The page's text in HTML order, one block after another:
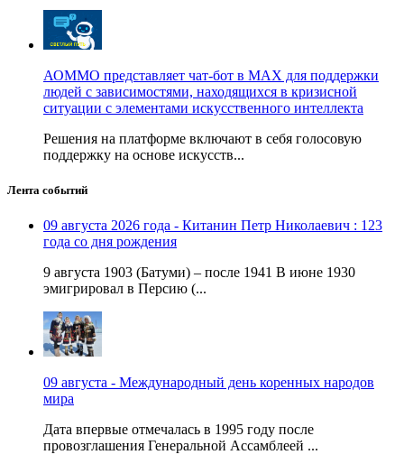
АОММО представляет чат-бот в MAX для поддержки
людей с зависимостями, находящихся в кризисной
ситуации с элементами искусственного интеллекта
Решения на платформе включают в себя голосовую
поддержку на основе искусств...
Лента событий
09 августа 2026 года - Китанин Петр Николаевич : 123
года со дня рождения
9 августа 1903 (Батуми) – после 1941 В июне 1930
эмигрировал в Персию (...
09 августа - Международный день коренных народов
мира
Дата впервые отмечалась в 1995 году после
провозглашения Генеральной Ассамблеей ...